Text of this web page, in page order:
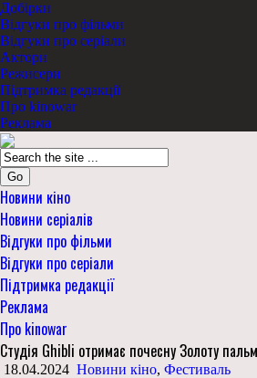
Добірки
Відгуки про фільми
Відгуки про серіали
Актори
Режисери
Підтримка редакції
Про kinowar
Реклама
Go
Новини кіно
Новини серіалів
Відгуки про фільми
Відгуки про серіали
Підтримка редакції
Реклама
Про kinowar
Студія Ghibli отримає почесну Золоту
18.04.2024 Новини кіно, Фестиваль